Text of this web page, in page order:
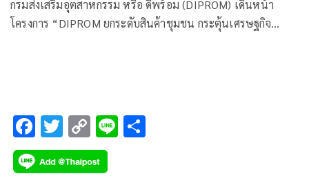
พร้อมแคร์”
กรมส่งเสริมอุตสาหกรรม หรือ ดีพร้อม (DIPROM) เดินหน้า
โครงการ “DIPROM ยกระดับสินค้าชุมชน กระตุ้นเศรษฐกิจ
F
ac
e
T
wi
tt
C
o
p
Li